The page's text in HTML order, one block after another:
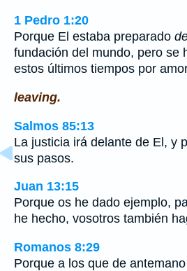
1 Pedro 1:20
Porque El estaba preparado
fundación del mundo, pero se
estos últimos tiempos por
leaving.
Salmos 85:13
La justicia irá delante de El, y
sus pasos.
Juan 13:15
Porque os he dado ejemplo,
he hecho, vosotros también
Romanos 8:29
Porque a los que de